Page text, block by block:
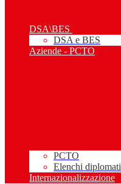
DSA\BES
DSA e BES
Aziende - PCTO
PCTO
Elenchi diplomati
Internazionalizzazione